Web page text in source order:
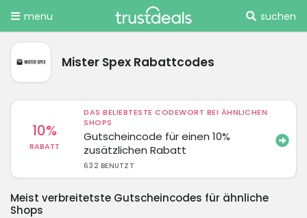
menu suchen
Mister Spex Rabattcodes
10%
RABATT
DAS BELIEBTESTE CODEWORT BEI ÄHNLICHEN
SHOPS
Gutscheincode für einen 10%
zusätzlichen Rabatt
632 BENUTZT
Meist verbreitetste Gutscheincodes für ähnliche
Shops